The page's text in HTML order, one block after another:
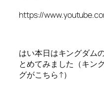
https://
はい本日はキングダム
とめてみました（キン
グがこちら↑）